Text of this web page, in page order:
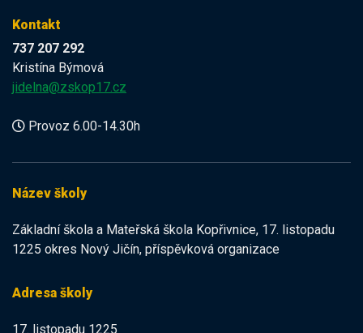
Kontakt
737 207 292
Kristína Býmová
jidelna@zskop17.cz
Provoz 6.00-14.30h
Název školy
Základní škola a Mateřská škola Kopřivnice, 17. listopadu
1225 okres Nový Jičín, příspěvková organizace
Adresa školy
17. listopadu 1225